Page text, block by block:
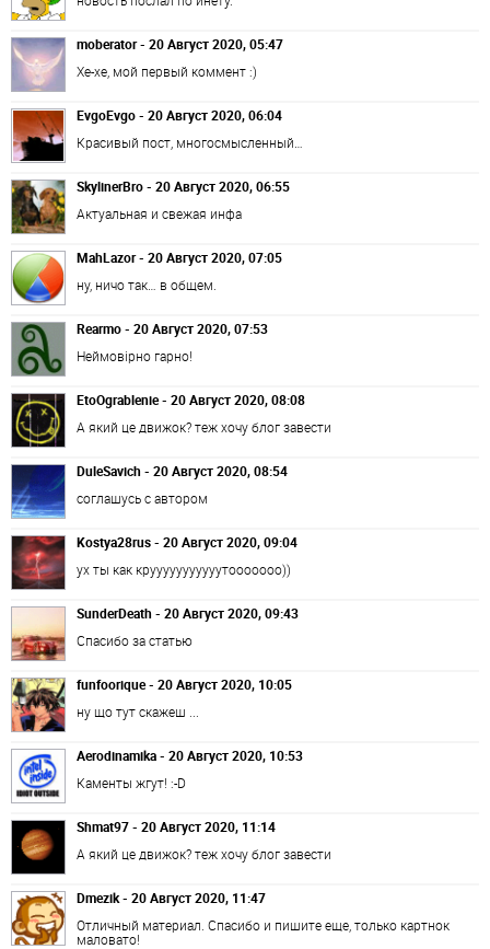
moberator - 20 Август 2020, 05:47
Хе-хе, мой первый коммент :)
EvgoEvgo - 20 Август 2020, 06:04
Красивый пост, многосмысленный…
SkylinerBro - 20 Август 2020, 06:55
Актуальная и свежая инфа
MahLazor - 20 Август 2020, 07:05
ну, ничо так… в общем.
Rearmo - 20 Август 2020, 07:53
Неймовірно гарно!
EtoOgrablenie - 20 Август 2020, 08:08
А який це движок? теж хочу блог завести
DuleSavich - 20 Август 2020, 08:54
соглашусь с автором
Kostya28rus - 20 Август 2020, 09:04
ух ты как крууууууууууутооооооо))
SunderDeath - 20 Август 2020, 09:43
Спасибо за статью
funfoorique - 20 Август 2020, 10:05
ну що тут скажеш ...
Aerodinamika - 20 Август 2020, 10:53
Каменты жгут! :-D
Shmat97 - 20 Август 2020, 11:14
А який це движок? теж хочу блог завести
Dmezik - 20 Август 2020, 11:47
Отличный материал. Спасибо и пишите еще, только картнок
маловато!